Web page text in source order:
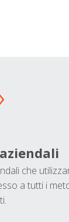
che
a tutti i